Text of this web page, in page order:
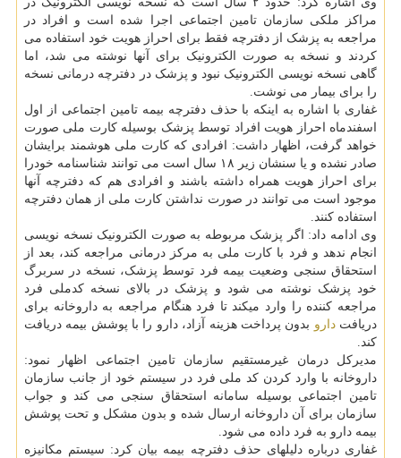
مراکز ملکی سازمان تامین اجتماعی اجرا شده است و افراد در
مراجعه به پزشک از دفترچه فقط برای احراز هویت خود استفاده می
کردند و نسخه به صورت الکترونیک برای آنها نوشته می شد، اما
گاهی نسخه نویسی الکترونیک نبود و پزشک در دفترچه درمانی نسخه
را برای بیمار می نوشت.
غفاری با اشاره به اینکه با حذف دفترچه بیمه تامین اجتماعی از اول
اسفندماه احراز هویت افراد توسط پزشک بوسیله کارت ملی صورت
خواهد گرفت، اظهار داشت: افرادی که کارت ملی هوشمند برایشان
صادر نشده و یا سنشان زیر ۱۸ سال است می توانند شناسنامه خودرا
برای احراز هویت همراه داشته باشند و افرادی هم که دفترچه آنها
موجود است می توانند در صورت نداشتن کارت ملی از همان دفترچه
استفاده کنند.
وی ادامه داد: اگر پزشک مربوطه به صورت الکترونیک نسخه نویسی
انجام ندهد و فرد با کارت ملی به مرکز درمانی مراجعه کند، بعد از
استحقاق سنجی وضعیت بیمه فرد توسط پزشک، نسخه در سربرگ
خود پزشک نوشته می شود و پزشک در بالای نسخه کدملی فرد
مراجعه کننده را وارد میکند تا فرد هنگام مراجعه به داروخانه برای
دریافتدارو بدون پرداخت هزینه آزاد، دارو را با پوشش بیمه دریافت
کند.
مدیرکل درمان غیرمستقیم سازمان تامین اجتماعی اظهار نمود:
داروخانه با وارد کردن کد ملی فرد در سیستم خود از جانب سازمان
تامین اجتماعی بوسیله سامانه استحقاق سنجی می کند و جواب
سازمان برای آن داروخانه ارسال شده و بدون مشکل و تحت پوشش
بیمه دارو به فرد داده می شود.
غفاری درباره دلیلهای حذف دفترچه بیمه بیان کرد: سیستم مکانیزه